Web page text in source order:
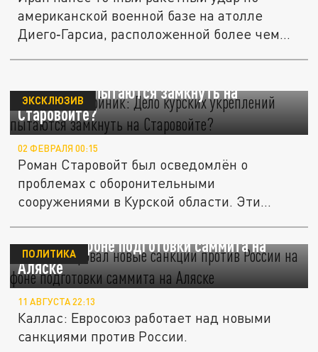
американской военной базе на атолле
Диего‑Гарсиа, расположенной более чем
укреплений пытаются замкнуть на
Старовойте?
ЭКСКЛЮЗИВ
02 ФЕВРАЛЯ 00:15
Роман Старовойт был осведомлён о
проблемах с оборонительными
сооружениями в Курской области. Эти
ЕС анонсировал новые санкции против
России на фоне подготовки саммита на
Аляске
ПОЛИТИКА
11 АВГУСТА 22:13
Каллас: Евросоюз работает над новыми
санкциями против России.